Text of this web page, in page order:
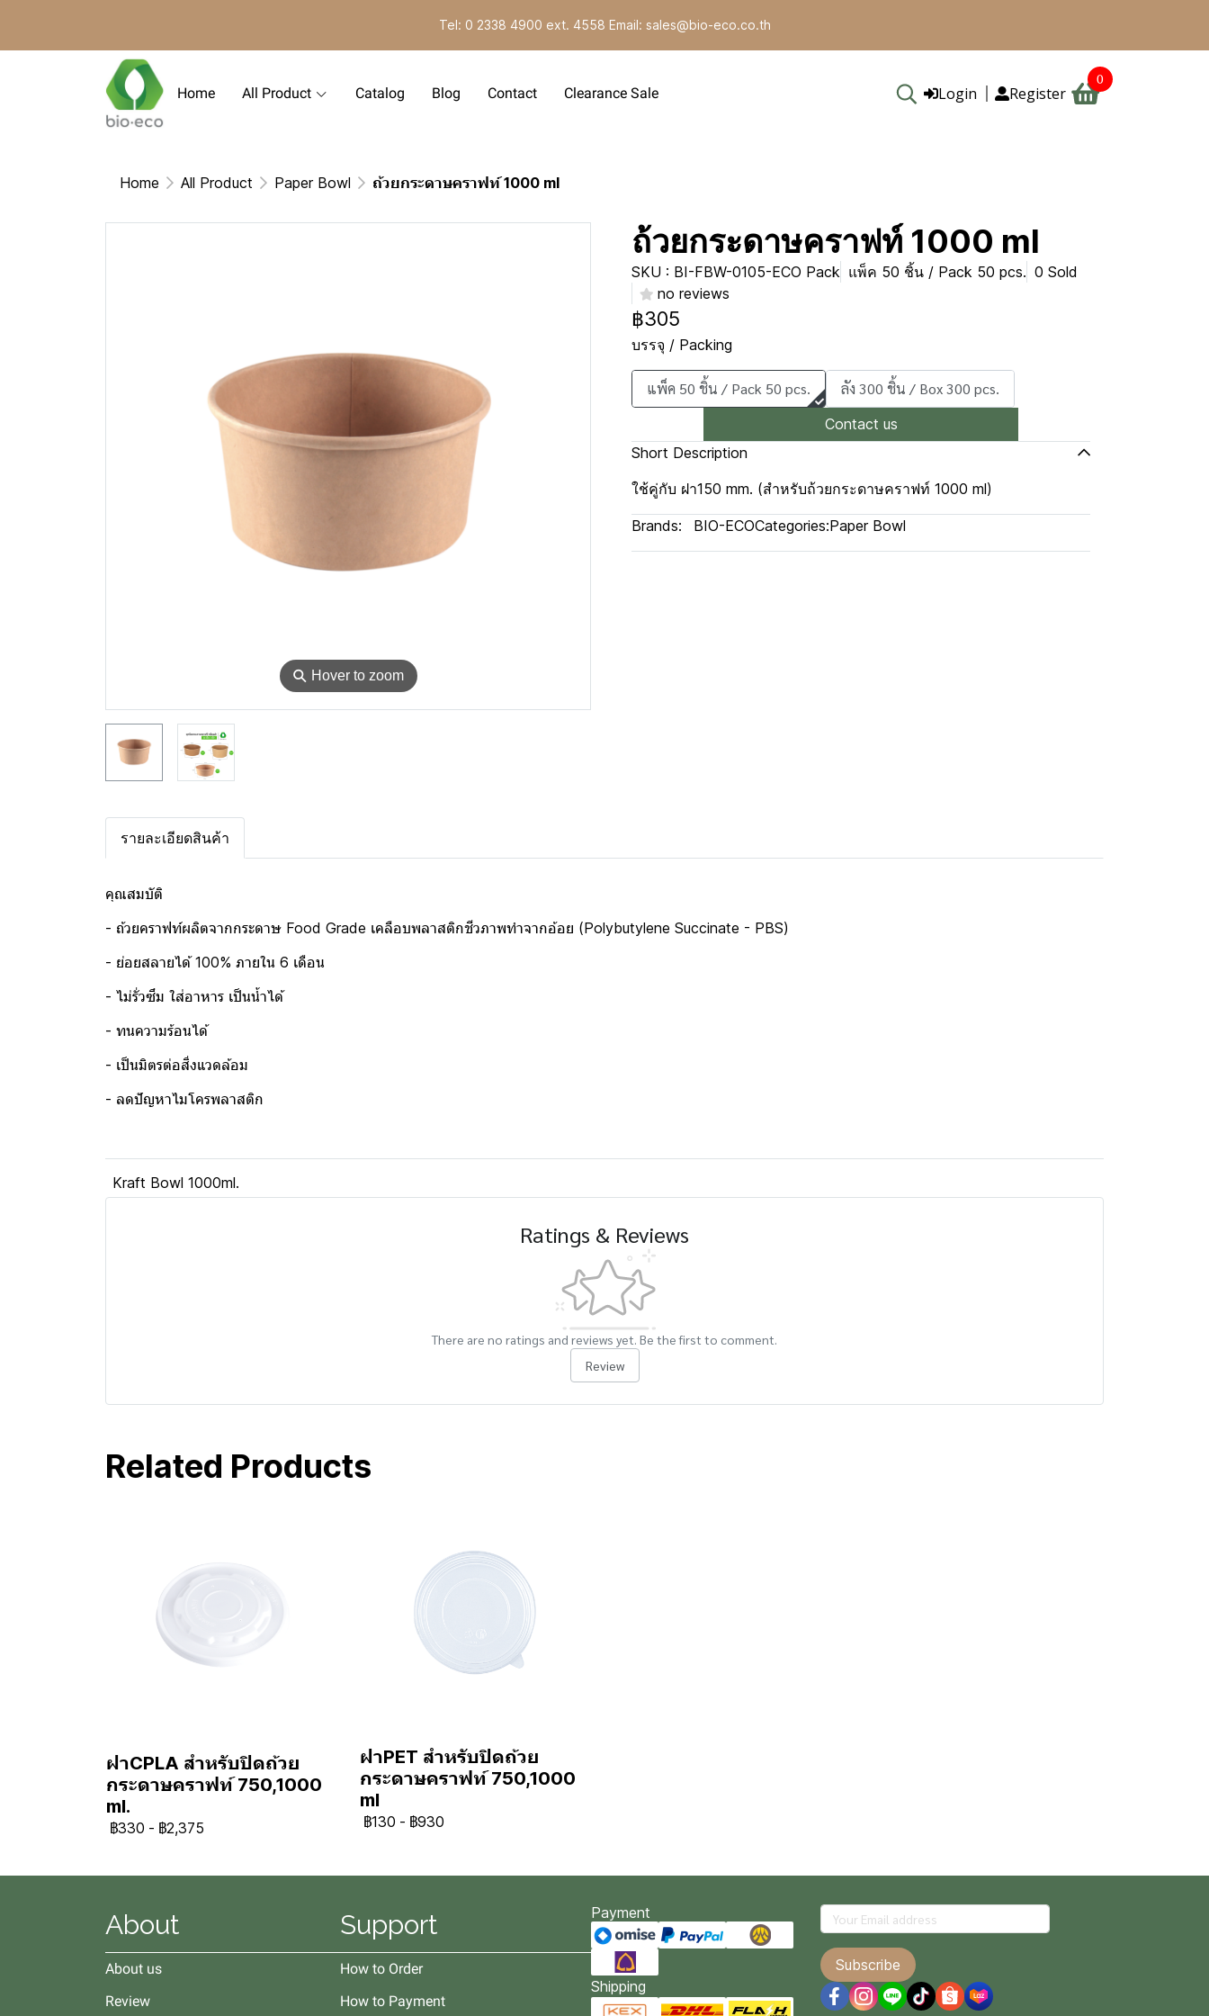
Tel: 0 2338 4900 ext. 4558 Email: sales@bio-eco.co.th
Home All Product Catalog Blog Contact Clearance Sale Login Register
0
Home All Product Paper Bowl ถ้วยกระดาษคราฟท์ 1000 ml
⚲ Hover to zoom
ถ้วยกระดาษคราฟท์ 1000 ml
SKU : BI-FBW-0105-ECO Pack แพ็ค 50 ชิ้น / Pack 50 pcs. 0 Sold
no reviews
฿305
บรรจุ / Packing
แพ็ค 50 ชิ้น / Pack 50 pcs. ลัง 300 ชิ้น / Box 300 pcs.
Contact us
Short Description
ใช้คู่กับ ฝา150 mm. (สำหรับถ้วยกระดาษคราฟท์ 1000 ml)
Brands: BIO-ECOCategories:Paper Bowl
รายละเอียดสินค้า
คุณสมบัติ
- ถ้วยคราฟท์ผลิตจากกระดาษ Food Grade เคลือบพลาสติกชีวภาพทำจากอ้อย (Polybutylene Succinate - PBS)
- ย่อยสลายได้ 100% ภายใน 6 เดือน
- ไม่รั่วซึม ใส่อาหาร เป็นน้ำได้
- ทนความร้อนได้
- เป็นมิตรต่อสิ่งแวดล้อม
- ลดปัญหาไมโครพลาสติก
Kraft Bowl 1000ml.
Ratings & Reviews
There are no ratings and reviews yet. Be the first to comment.
Review
Related Products
ฝาCPLA สำหรับปิดถ้วย
กระดาษคราฟท์ 750,1000
ml.
฿330 - ฿2,375
ฝาPET สำหรับปิดถ้วย
กระดาษคราฟท์ 750,1000
ml
฿130 - ฿930
About
About us
Review
Support
How to Order
How to Payment
Payment
Shipping
Subscribe